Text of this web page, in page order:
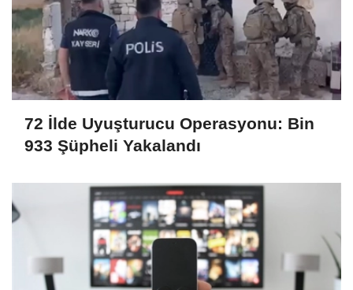
72 İlde Uyuşturucu Operasyonu: Bin
933 Şüpheli Yakalandı